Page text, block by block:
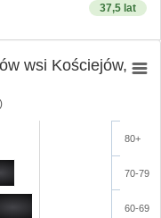
37,5 lat
wsi Kościejów,
60-69
70-79
80+